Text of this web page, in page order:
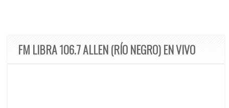
FM LIBRA 106.7 ALLEN (RÍO NEGRO) EN VIVO